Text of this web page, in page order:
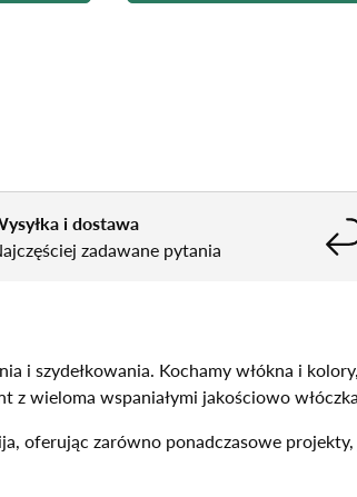
i dostawa
zadawane pytania
i szydełkowania. Kochamy włókna i
z wieloma wspaniałymi jakościowo
oferując zarówno ponadczasowe